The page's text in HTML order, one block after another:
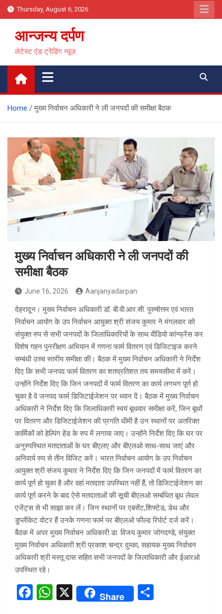
Skip
to
content
Thursday, August 6, 2026
आन्जन्य दर्पण
लेटेस्ट एंड ट्रेंडिंग न्यूज़
Home मुख्य निर्वाचन अधिकारी ने ली जनपदों की समीक्षा बैठक
मुख्य निर्वाचन अधिकारी ने ली जनपदों की
समीक्षा बैठक
June 16, 2026 Aanjanyadarpan
देहरादून। मुख्य निर्वाचन अधिकारी डॉ. बी.वी.आर.सी. पुरुषोत्तम एवं भारत
निर्वाचन आयोग के उप निर्वाचन आयुक्त श्री संजय कुमार ने मंगलवार को
संयुक्त रुप से सभी जनपदों के जिलाधिकारियों के साथ वीडियो कांन्फ्रेंस कर
विशेष गहन पुनरीक्षण अभियान में गणना फार्म वितरण एवं डिजिटाइज करने
सम्बंधी उच्च स्तरीय समीक्षा की। बैठक में मुख्य निर्वाचन अधिकारी ने निर्देश
दिए कि सभी जनपद फार्म वितरण का शतप्रतिशत तय समयसीमा में करें।
उन्होंने निर्देश दिए कि जिन जनपदों में फार्म वितरण का कार्य लगभग पूर्ण हो
चुका है वे जनपद फार्म डिजिटाईजेशन पर ध्यान दें। बैठक में मुख्य निर्वाचन
अधिकारी ने निर्देश दिए कि जिलाधिकारी स्वयं बूथवार समीक्षा करें, जिन बूथों
पर वितरण और डिजिटाईजेशन की प्रगति धीमी है उन स्थानों पर अतरिक्त
कार्मिकों को हेल्पिंग हेंड के रुप में लगाया जाए। उन्होंने निर्देश दिए कि घर पर
अनुस्पस्थित मतदाताओं के घर बीएलए और बीएलओ साथ-साथ जाएं और
अनिवार्य रुप से तीन विजिट करें। भारत निर्वाचन आयोग के उप निर्वाचन
आयुक्त श्री संजय कुमार ने निर्देश दिए कि जिन जनपदों में फार्म वितरण का
कार्य पूर्ण हो चुका है और वहां मतदाता उपस्थित नहीं हैं, तो डिजिटाईजेशन का
कार्य पूर्ण करने के बाद ऐसे मतदाताओं की सूची बीएलओ सम्बंधित बूथ लेवल
एजेंट्स से भी साझा कर लें। जिन स्थानों पर एबसेंट,शिफ्टेड, डेथ और
डुप्लीकेट वोटर हैं उनके गणना फार्म पर बीएलओ फील्ड रिपोर्ट दर्ज करें।
बैठक में अपर मुख्य निर्वाचन अधिकारी डा. विजय कुमार जोगदण्डे, संयुक्त
मुख्य निर्वाचन अधिकारी श्री प्रकाश चन्द्र दुम्का, सहायक मुख्य निर्वाचन
अधिकारी श्री मस्तू दास सहित सभी जनपदों के जिलाधिकारी और ईआरओ
उपस्थित रहे।
F
W X Share